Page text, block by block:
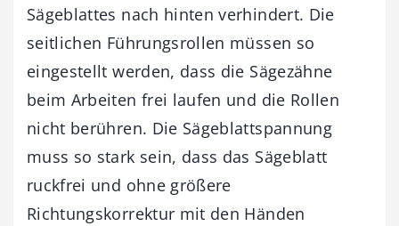
Sägeblattes nach hinten verhindert. Die
seitlichen Führungsrollen müssen so
eingestellt werden, dass die Sägezähne
beim Arbeiten frei laufen und die Rollen
nicht berühren. Die Sägeblattspannung
muss so stark sein, dass das Sägeblatt
ruckfrei und ohne größere
Richtungskorrektur mit den Händen